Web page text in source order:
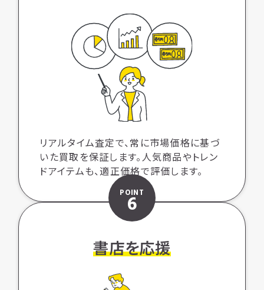
リアルタイム査定で、常に市場価格に基づ
いた買取を保証します。人気商品やトレン
ドアイテムも、適正価格で評価します。
POINT
6
書店を応援